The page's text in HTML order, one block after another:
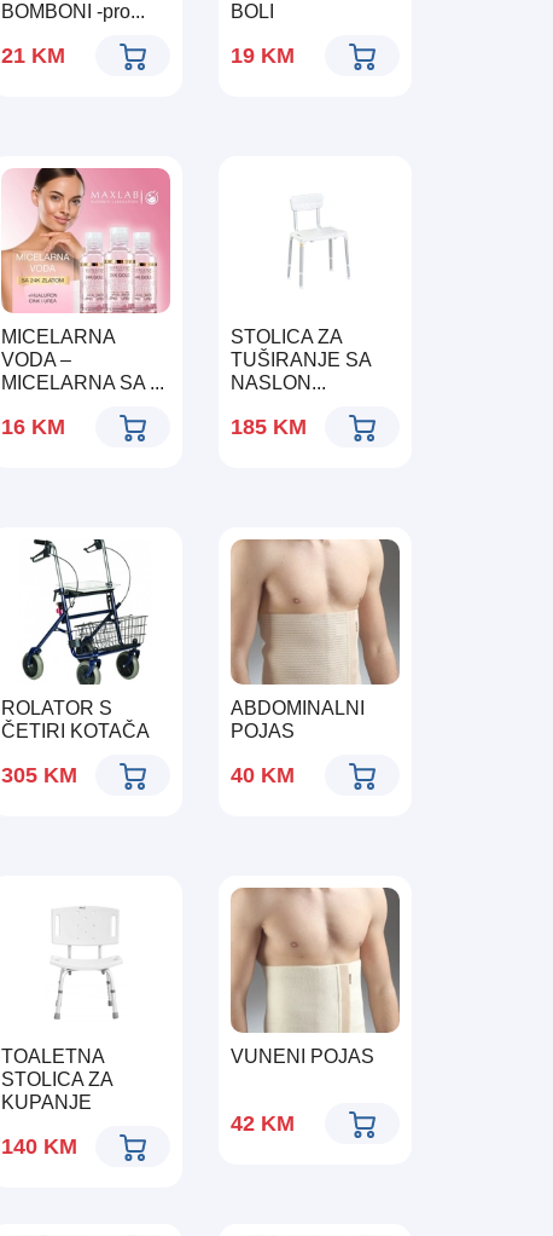
BOMBONI -pro...
21 KM
BOLI
19 KM
MICELARNA
VODA –
MICELARNA SA ...
16 KM
STOLICA ZA
TUŠIRANJE SA
NASLON...
185 KM
ROLATOR S
ČETIRI KOTAČA
305 KM
ABDOMINALNI
POJAS
40 KM
TOALETNA
STOLICA ZA
KUPANJE
140 KM
VUNENI POJAS
42 KM